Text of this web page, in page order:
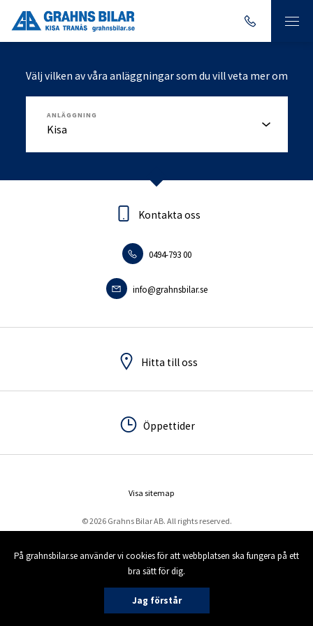
På grahnsbilar.se använder vi cookies för att webbplatsen ska fungera på ett
bra sätt för dig.
Jag förstår
Välj vilken av våra anläggningar som du vill veta mer om
ANLÄGGNING
Kontakta oss
0494-793 00
info@grahnsbilar.se
Hitta till oss
Öppettider
Kontakta oss
0140-18095
info.tranas@grahnsbilar.se
Hitta till oss
Öppettider
© 2026 Grahns Bilar AB. All rights reserved.
Visa sitemap